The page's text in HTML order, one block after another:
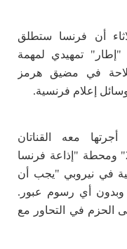
أن فرنسا ستطلق
"إطار" تمهيدي لمهمة
في مضيق هرمز
إعلام فرنسية.
معه القناتان
التلفزيونيتان "تي في 5" و"فرانس 24" ومحطة "إذاعة فرنسا
في نيروبي "يجب أن
أي رسوم عبور.
الحزم في التحاور مع